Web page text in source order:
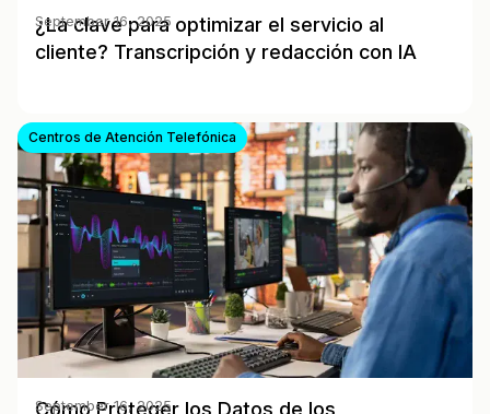
¿La clave para optimizar el servicio al
cliente? Transcripción y redacción con IA
September 16, 2025
Centros de Atención Telefónica
Cómo Proteger los Datos de los
September 16, 2025